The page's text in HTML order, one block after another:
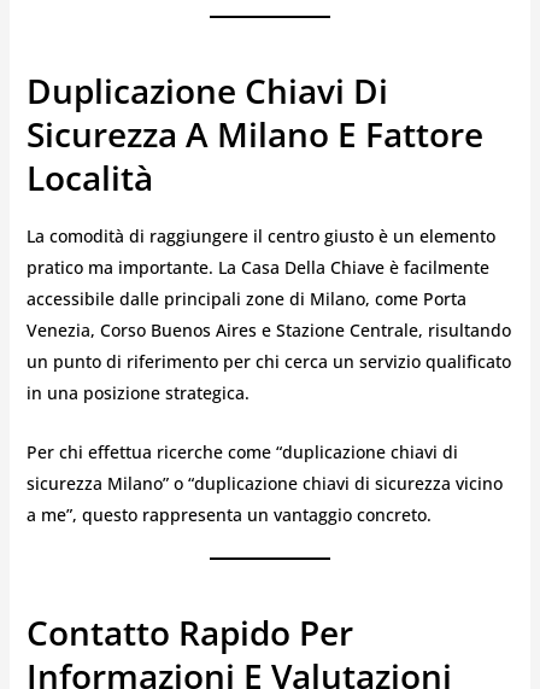
Duplicazione Chiavi Di
Sicurezza A Milano E Fattore
Località
La comodità di raggiungere il centro giusto è un elemento
pratico ma importante. La Casa Della Chiave è facilmente
accessibile dalle principali zone di Milano, come Porta
Venezia, Corso Buenos Aires e Stazione Centrale, risultando
un punto di riferimento per chi cerca un servizio qualificato
in una posizione strategica.
Per chi effettua ricerche come “duplicazione chiavi di
sicurezza Milano” o “duplicazione chiavi di sicurezza vicino
a me”, questo rappresenta un vantaggio concreto.
Contatto Rapido Per
Informazioni E Valutazioni